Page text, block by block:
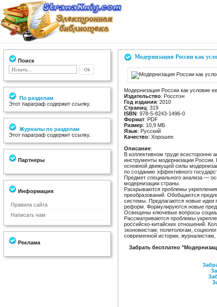
Поиск
По разделам
Этот параграф содержит ссылку.
Журналы по разделам
Этот параграф содержит ссылку.
Партнеры
Информация
Правила сайта
Написать нам
Реклама
Модернизация России как
Модернизация России как условие
Издательство: Росспэн
Год издания: 2010
Страниц: 319
ISBN: 978-5-8243-1496-0
Формат: PDF
Размер: 10,9 МБ
Язык: Русский
Качество: Хорошее
Описание:
В коллективном труде всесторонне
инструменты модернизации
основной движущей силы
по созданию эффективного
Предмет специального анализа —
модернизации страны.
Раскрываются проблемы
преобразований. Обобщаются
системы. Предлагаются новые идеи
реформ. Формулируются новые
Освещены ключевые вопросы
Рассматриваются проблемы
российско-китайских отношений.
экономистам, политологам,
современной истории,
Забрать бесплатно